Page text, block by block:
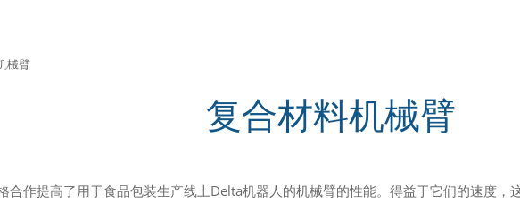
械臂
复合材料机械臂
作提高了用于食品包装生产线上Delta机器人的机械臂的性能。 得益于它们的速度，